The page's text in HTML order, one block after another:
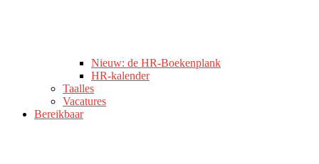
Nieuw: de HR-Boekenplank
HR-kalender
Taalles
Vacatures
Bereikbaar